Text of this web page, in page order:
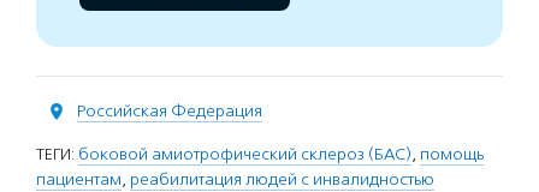
Российская Федерация
ТЕГИ: боковой амиотрофический склероз (БАС), помощь
пациентам, реабилитация людей с инвалидностью